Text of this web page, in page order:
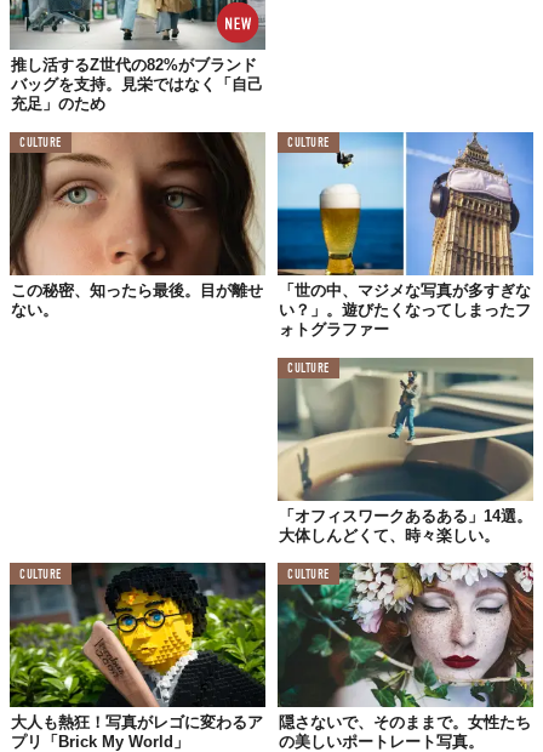
©Christy Lee Rogers / Instagram
推し活するZ世代の82%がブランド
バッグを支持。見栄ではなく「自己
充足」のため
CULTURE
この秘密、知ったら最後。目が離せ
ない。
CULTURE
「世の中、マジメな写真が多すぎな
い？」。遊びたくなってしまったフ
ォトグラファー
CULTURE
「オフィスワークあるある」14選。
大体しんどくて、時々楽しい。
CULTURE
大人も熱狂！写真がレゴに変わるア
プリ「Brick My World」
CULTURE
隠さないで、そのままで。女性たち
の美しいポートレート写真。